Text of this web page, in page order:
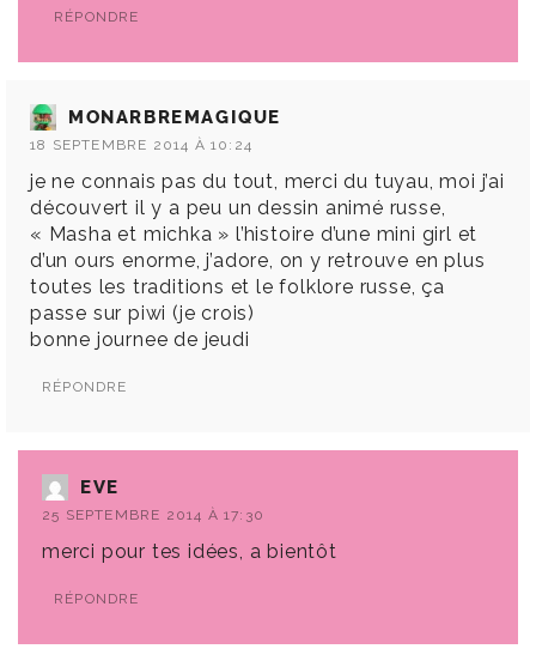
RÉPONDRE
MONARBREMAGIQUE
18 SEPTEMBRE 2014 À 10:24
je ne connais pas du tout, merci du tuyau, moi j’ai
découvert il y a peu un dessin animé russe,
« Masha et michka » l’histoire d’une mini girl et
d’un ours enorme, j’adore, on y retrouve en plus
toutes les traditions et le folklore russe, ça
passe sur piwi (je crois)
bonne journee de jeudi
RÉPONDRE
EVE
25 SEPTEMBRE 2014 À 17:30
merci pour tes idées, a bientôt
RÉPONDRE